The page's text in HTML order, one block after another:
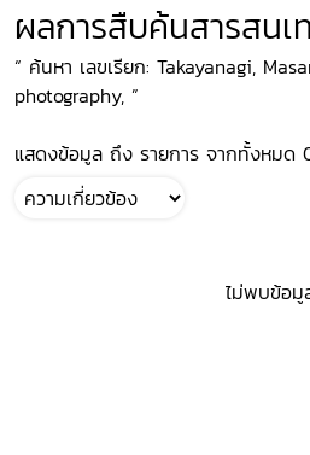
ผลการสืบค้นสารสนเ
“ ค้นหา เลขเรียก: Takayanagi,
photography, ”
แสดงข้อมูล ถึง รายการ จากทั้งหมด
ไม่พบข้อมู